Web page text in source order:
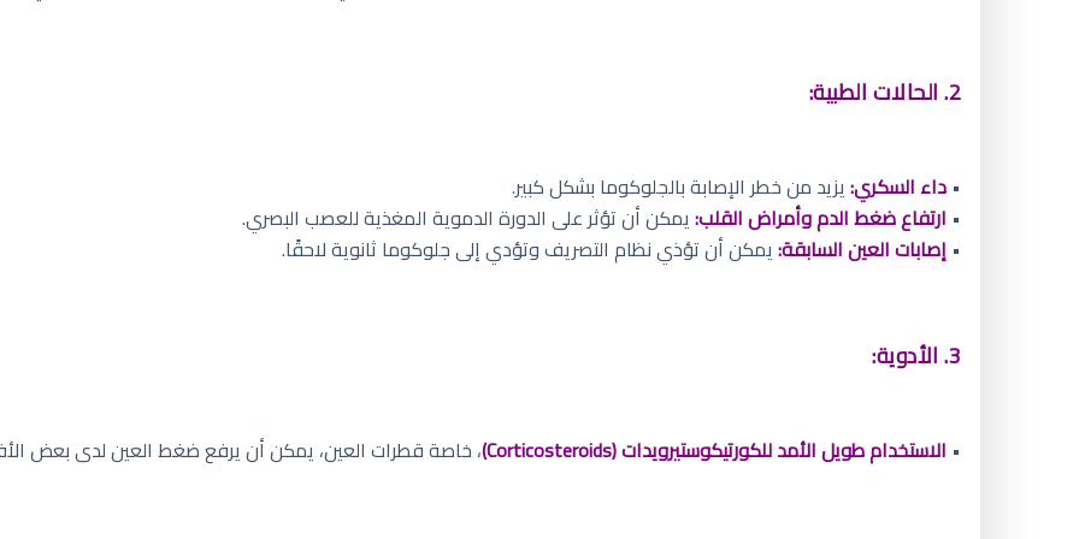
2. الحالات الطبية:
• داء السكري: يزيد من خطر الإصابة بالجلوكوما بشكل كبير.
• ارتفاع ضغط الدم وأمراض القلب: يمكن أن تؤثر على الدورة الدموية المغذية للعصب البصري.
• إصابات العين السابقة: يمكن أن تؤذي نظام التصريف وتؤدي إلى جلوكوما ثانوية لاحقًا.
3. الأدوية:
• الاستخدام طويل الأمد للكورتيكوستيرويدات (Corticosteroids) ، خاصة قطرات العين، يمكن أن يرفع ضغط العين لدى بعض